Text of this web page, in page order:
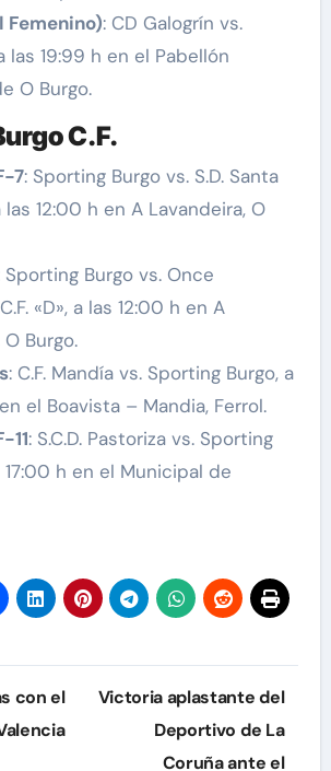
Femenino): CD Galogrín vs.
las 19:99 h en el Pabellón
O Burgo.
C.F.
7: Sporting Burgo vs. S.D. Santa
las 12:00 h en A Lavandeira, O
Sporting Burgo vs. Once
«D», a las 12:00 h en A
Burgo.
: C.F. Mandía vs. Sporting Burgo, a
el Boavista – Mandia, Ferrol.
11: S.C.D. Pastoriza vs. Sporting
17:00 h en el Municipal de
con el
Victoria aplastante del
Deportivo de La
Coruña ante el